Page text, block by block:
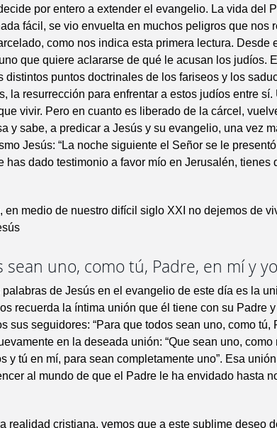
por entero a extender el evangelio. La vida del
fácil, se vio envuelta en muchos peligros que nos
como nos indica esta primera lectura. Desde
que quiere aclararse de qué le acusan los judíos.
distintos puntos doctrinales de los fariseos y los
la resurrección para enfrentar a estos judíos entre sí.
vivir. Pero en cuanto es liberado de la cárcel,
y sabe, a predicar a Jesús y su evangelio, una vez
Jesús: “La noche siguiente el Señor se le
has dado testimonio a favor mío en Jerusalén, tienes
en medio de nuestro difícil siglo XXI no dejemos de
sean uno, como tú, Padre, en mí y
palabras de Jesús en el evangelio de este día es la
recuerda la íntima unión que él tiene con su Padre
sus seguidores: “Para que todos sean uno, como tú,
en la deseada unión: “Que sean uno, como
y tú en mí, para sean completamente uno”. Esa
al mundo de que el Padre le ha envidado hasta
realidad cristiana, vemos que a este sublime deseo